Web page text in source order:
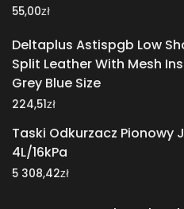
55,00zł
Deltaplus Astispgb Low
Split Leather With Mesh
Grey Blue Size
224,51zł
Taski Odkurzacz Pionowy
4L/16kPa
5 308,42zł